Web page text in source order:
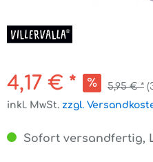
4,17 € * 5,95 € *
inkl. MwSt. zzgl.
Sofort versandfertig,